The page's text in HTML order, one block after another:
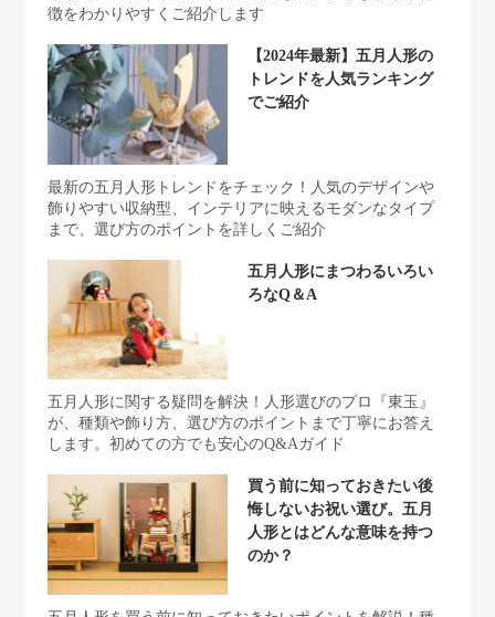
徴をわかりやすくご紹介します
【2024年最新】五月人形の
トレンドを人気ランキング
でご紹介
最新の五月人形トレンドをチェック！人気のデザインや
飾りやすい収納型、インテリアに映えるモダンなタイプ
まで、選び方のポイントを詳しくご紹介
五月人形にまつわるいろい
ろなQ＆A
五月人形に関する疑問を解決！人形選びのプロ『東玉』
が、種類や飾り方、選び方のポイントまで丁寧にお答え
します。初めての方でも安心のQ&Aガイド
買う前に知っておきたい後
悔しないお祝い選び。五月
人形とはどんな意味を持つ
のか？